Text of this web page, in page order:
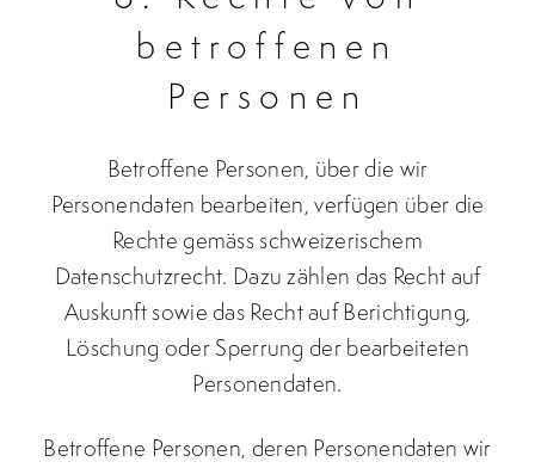
betroffenen
Personen
Betroffene Personen, über die wir
Personendaten bearbeiten, verfügen über die
Rechte gemäss schweizerischem
Datenschutzrecht. Dazu zählen das Recht auf
Auskunft sowie das Recht auf Berichtigung,
Löschung oder Sperrung der bearbeiteten
Personendaten.
Betroffene Personen, deren Personendaten wir